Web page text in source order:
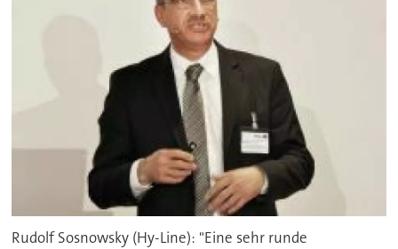
Rudolf Sosnowsky (Hy-Line): "Eine sehr runde